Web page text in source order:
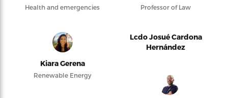
Health and emergencies Professor of Law
Kiara Gerena
Renewable Energy
Lcdo Josué Cardona
Hernández